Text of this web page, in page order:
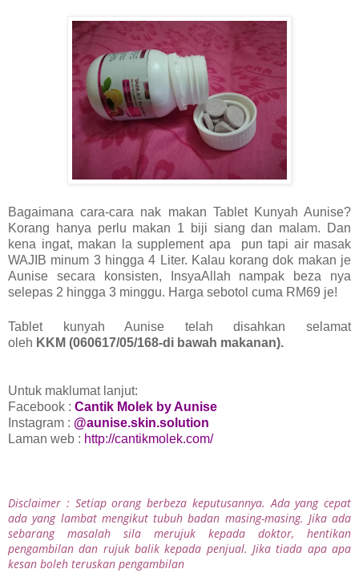
Bagaimana cara-cara nak makan Tablet Kunyah Aunise?
Korang hanya perlu makan 1 biji siang dan malam. Dan
kena ingat, makan la supplement apa pun tapi air masak
WAJIB minum 3 hingga 4 Liter. Kalau korang dok makan je
Aunise secara konsisten, InsyaAllah nampak beza nya
selepas 2 hingga 3 minggu. Harga sebotol cuma RM69 je!
Tablet kunyah Aunise telah disahkan selamat
oleh KKM (060617/05/168-di bawah makanan).
Untuk maklumat lanjut:
Facebook : Cantik Molek by Aunise
Instagram : @aunise.skin.solution
Laman web : http://cantikmolek.com/
Disclaimer : Setiap orang berbeza keputusannya. Ada yang cepat
ada yang lambat mengikut tubuh badan masing-masing. Jika ada
sebarang masalah sila merujuk kepada doktor, hentikan
pengambilan dan rujuk balik kepada penjual. Jika tiada apa apa
kesan boleh teruskan pengambilan